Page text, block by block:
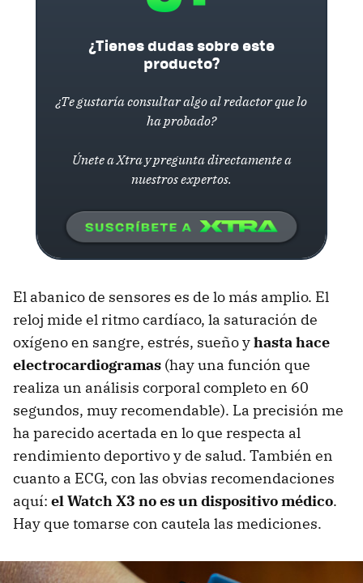
¿Tienes dudas sobre este
producto?
¿Te gustaría consultar algo al redactor que lo
ha probado?
Únete a Xtra y pregunta directamente a
nuestros expertos.
El abanico de sensores es de lo más amplio. El
reloj mide el ritmo cardíaco, la saturación de
oxígeno en sangre, estrés, sueño yhasta hace
electrocardiogramas (hay una función que
realiza un análisis corporal completo en 60
segundos, muy recomendable). La precisión me
ha parecido acertada en lo que respecta al
rendimiento deportivo y de salud. También en
cuanto a ECG, con las obvias recomendaciones
aquí: el Watch X3 no es un dispositivo médico.
Hay que tomarse con cautela las mediciones.